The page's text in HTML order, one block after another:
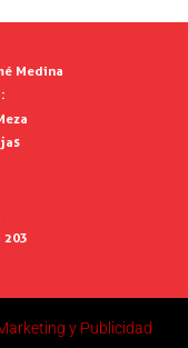
Medina
203
y Publicidad